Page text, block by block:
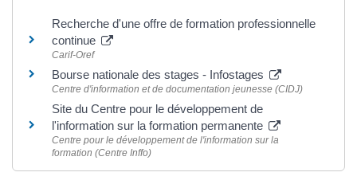
Recherche d'une offre de formation professionnelle
continue
Carif-Oref
Bourse nationale des stages - Infostages
Centre d'information et de documentation jeunesse (CIDJ)
Site du Centre pour le développement de
l'information sur la formation permanente
Centre pour le développement de l'information sur la
formation (Centre Inffo)